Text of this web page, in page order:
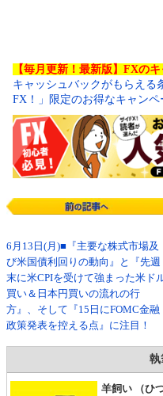
【毎月更新！最新版】FXの
キャッシュバックがもらえる
FX！」限定のお得なキャンペ
6月13日(月)■『主要な株式市場及
び米国債利回りの動向』と『先週
末に米CPIを受けて強まった米ド
買い＆日本円買いの流れの行
方』、そして『15日にFOMC金融
政策発表を控える点』に注目！
執
羊飼い （ひ